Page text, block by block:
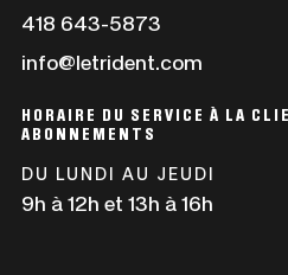
418 643-5873
dans
nouvelle
fenêtre
info@letrident.com
HORAIRE DU SERVICE À LA
ABONNEMENTS
DU LUNDI AU JEUDI
9h à 12h et 13h à 16h